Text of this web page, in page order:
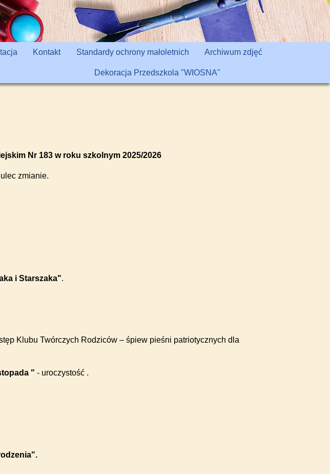
Kontakt Standardy ochrony małoletnich Archiwum zdjęć
Dekoracja Przedszkola "WIOSNA"
Nr 183 w roku szkolnym 2025/2026
zmianie.
i Starszaka".
Klubu Twórczych Rodziców – śpiew pieśni patriotycznych dla
" - uroczystość .